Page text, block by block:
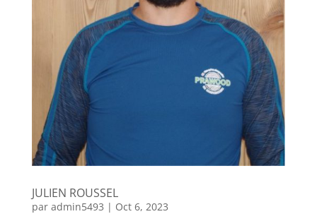
JULIEN ROUSSEL
par admin5493 | Oct 6, 2023